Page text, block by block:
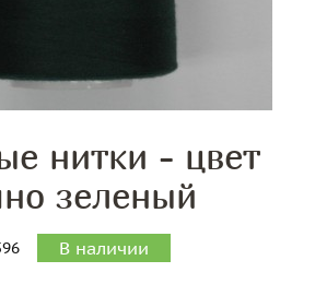
нитки - цвет
зеленый
В наличии